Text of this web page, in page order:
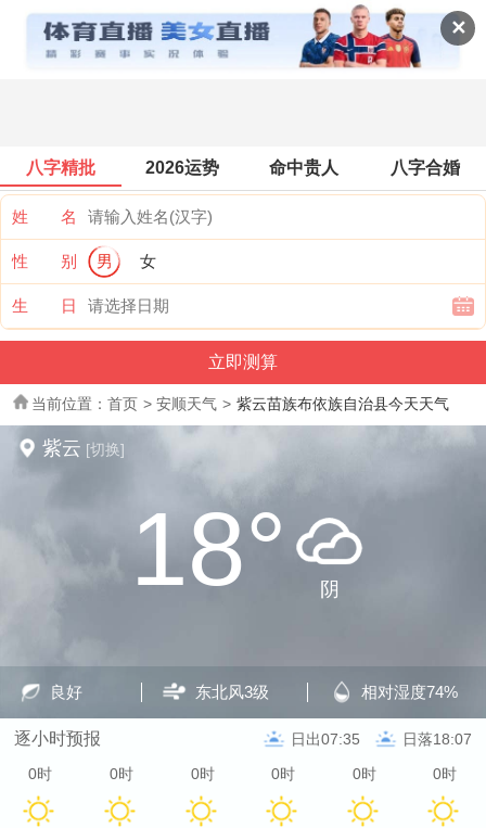
✕
全国天气
八字精批 2026运势 命中贵人 八字合婚
姓 名
性 别 男 女
生 日
当前位置： 首页 > 安顺天气 > 紫云苗族布依族自治县今天天气
紫云 [切换]
18° 阴
良好 东北风3级 相对湿度74%
逐小时预报 日出07:35 日落18:07
0时 0时 0时 0时 0时 0时